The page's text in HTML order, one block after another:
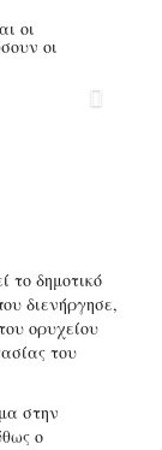
οι
οι
Next
το δημοτικό
διενήργησε,
ορυχείου
του
στην
ο